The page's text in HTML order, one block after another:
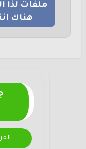
ملفات لذا
هناك
الفرض 4-